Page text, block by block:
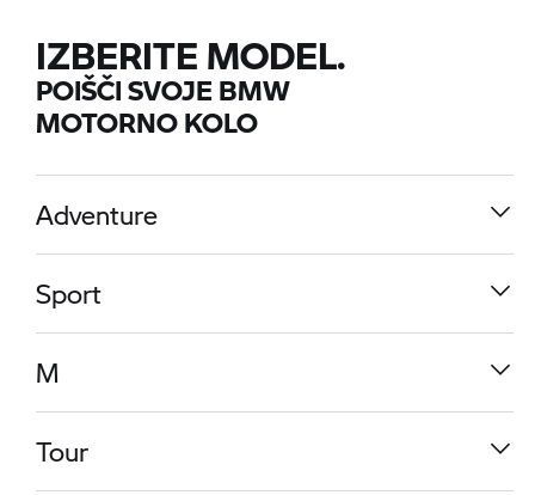
IZBERITE MODEL.
POIŠČI SVOJE BMW
MOTORNO KOLO
Adventure
Sport
M
Tour